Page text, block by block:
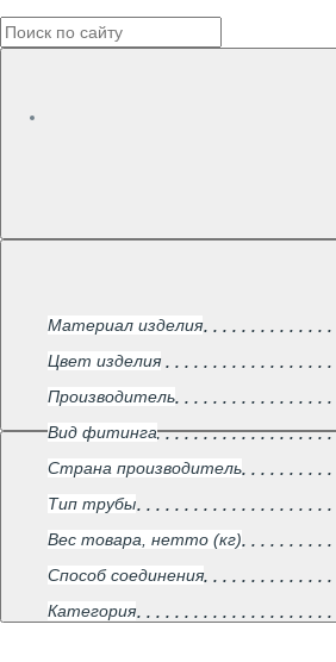
Материал изделия
Цвет изделия
Производитель
Вид фитинга
Страна производитель
Тип трубы
Вес товара, нетто (кг)
Способ соединения
Категория